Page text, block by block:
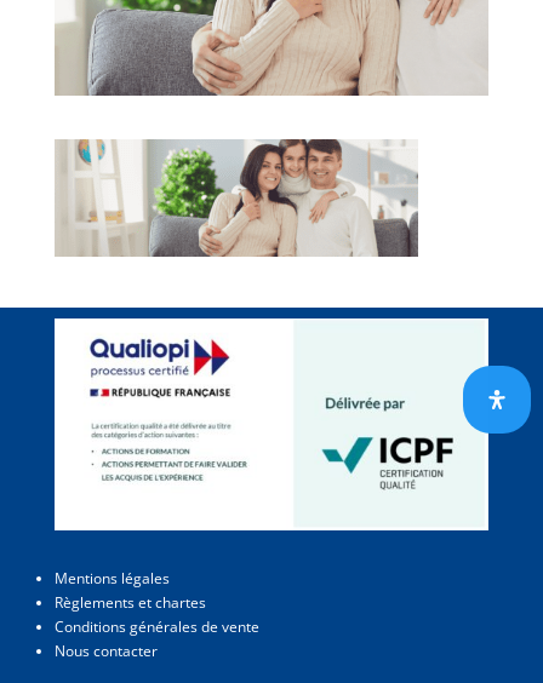
Mentions légales
Règlements et chartes
Conditions générales de vente
Nous contacter